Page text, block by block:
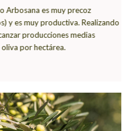
Arbosana es muy precoz
y es muy productiva. Realizando
producciones medias
por hectárea.